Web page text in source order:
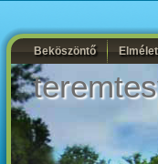
Beköszöntő Elmélet